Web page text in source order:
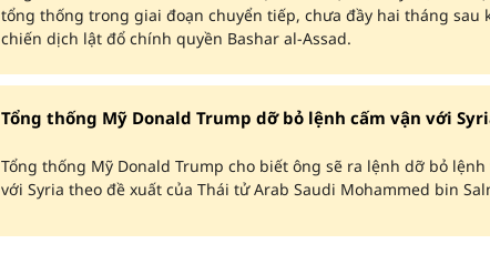
tổng thống trong giai đoạn chuyển tiếp, chưa đầy hai tháng sau
chiến dịch lật đổ chính quyền Bashar al-Assad.
Tổng thống Mỹ Donald Trump dỡ bỏ lệnh cấm vận với
Tổng thống Mỹ Donald Trump cho biết ông sẽ ra lệnh dỡ bỏ
với Syria theo đề xuất của Thái tử Arab Saudi Mohammed bin